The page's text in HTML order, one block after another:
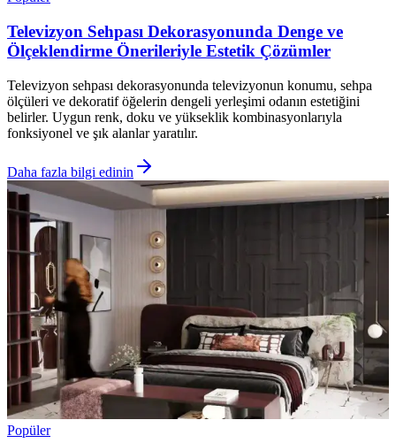
Televizyon Sehpası Dekorasyonunda Denge ve
Ölçeklendirme Önerileriyle Estetik Çözümler
Televizyon sehpası dekorasyonunda televizyonun konumu, sehpa
ölçüleri ve dekoratif öğelerin dengeli yerleşimi odanın estetiğini
belirler. Uygun renk, doku ve yükseklik kombinasyonlarıyla
fonksiyonel ve şık alanlar yaratılır.
Daha fazla bilgi edinin
Popüler